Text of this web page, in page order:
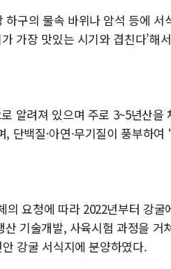
구의 물속 바위나 암석 등에 서
가장 맛있는 시기와 겹친다’해
알려져 있으며 주로 3~5년산
단백질·아연·무기질이 풍부하여
의 요청에 따라 2022년부터 강
기술개발, 사육시험 과정을
강굴 서식지에 분양하였다.